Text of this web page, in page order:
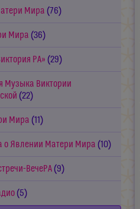
Мира (76)
Мира (36)
РА» (29)
Музыка Виктории
(22)
Мира (11)
о Явлении Матери Мира (10)
ВечеРА (9)
(5)